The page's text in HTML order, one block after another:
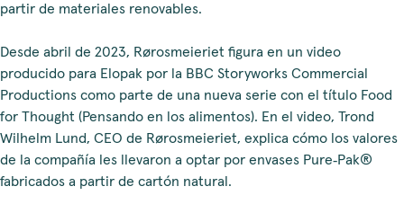
partir de materiales renovables.
Desde abril de 2023, Rørosmeieriet figura en un video
producido para Elopak por la BBC Storyworks Commercial
Productions como parte de una nueva serie con el título Food
for Thought (Pensando en los alimentos). En el video, Trond
Wilhelm Lund, CEO de Rørosmeieriet, explica cómo los valores
de la compañía les llevaron a optar por envases Pure‑Pak®
fabricados a partir de cartón natural.